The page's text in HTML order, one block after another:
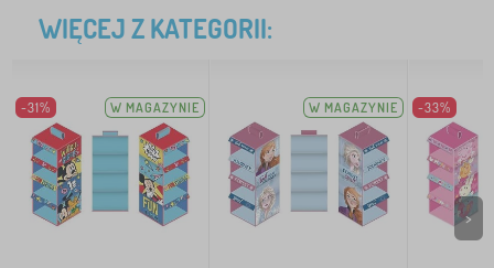
WIĘCEJ Z KATEGORII:
-31% W MAGAZYNIE W MAGAZYNIE -33%
>